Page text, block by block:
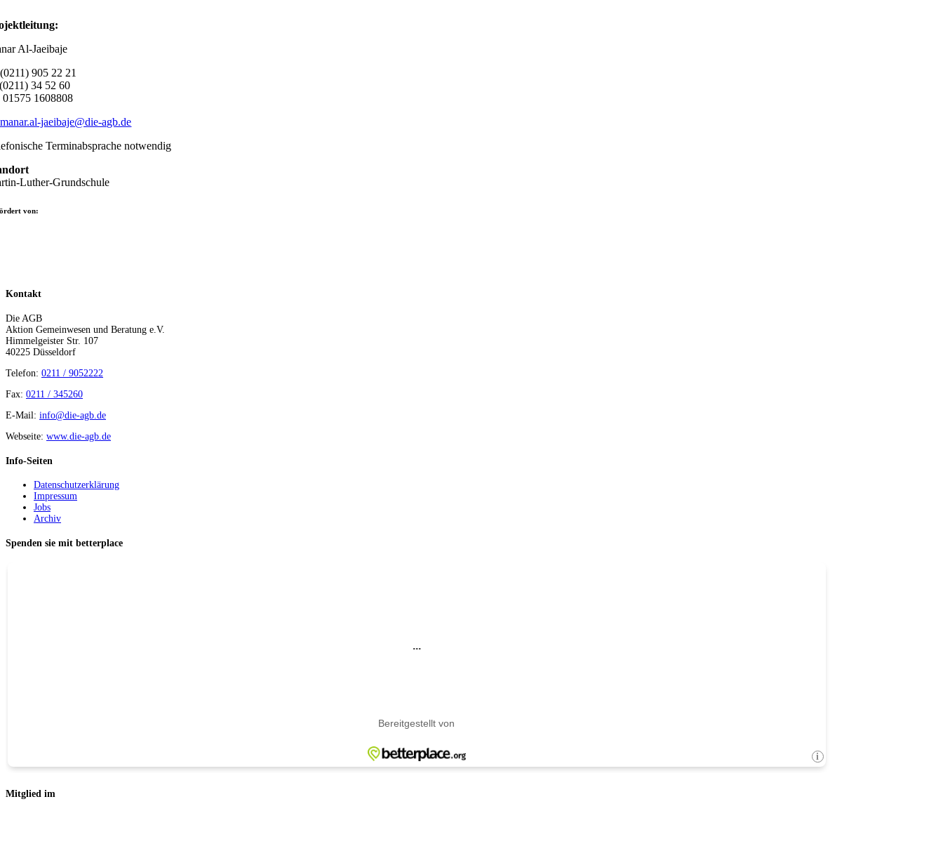
Al-Jaeibaje
(0211) 905 22 21
34 52 60
01575 1608808
jaeibaje@die-agb.de
Terminabsprache notwendig
Luther-Grundschule
von:
Kontakt
Die AGB
Aktion Gemeinwesen und Beratung e.V.
Himmelgeister Str. 107
40225 Düsseldorf
Telefon: 0211 / 9052222
Fax: 0211 / 345260
E-Mail: info@die-agb.de
Webseite: www.die-agb.de
Info-Seiten
Datenschutzerklärung
Impressum
Jobs
Archiv
Spenden sie mit betterplace
Mitglied im